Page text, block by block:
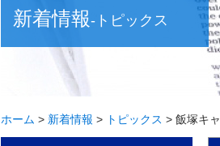
新着情報-トピックス
ホーム > 新着情報 > トピックス >